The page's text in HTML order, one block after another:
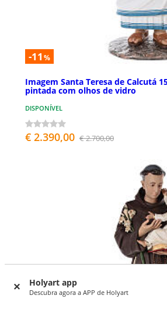
Holyart app
Descubra agora a APP de Holyart
-11 %
Imagem Santa Teresa de Calcutá
pintada com olhos de vidro
DISPONÍVEL
€ 2.390,00 € 2.700,00